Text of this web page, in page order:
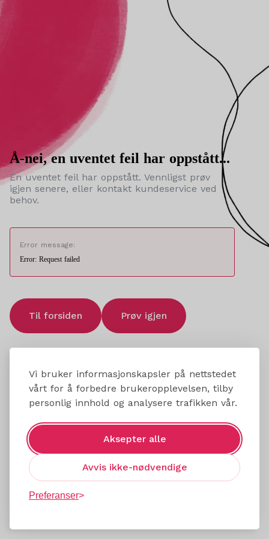
Vi bruker informasjonskapsler på nettstedet
vårt for å forbedre brukeropplevelsen, tilby
personlig innhold og analysere trafikken vår.
Aksepter alle
Avvis ikke-nødvendige
Preferanser
Å-nei, en uventet feil har oppstått...
En uventet feil har oppstått. Vennligst prøv
igjen senere, eller kontakt kundeservice ved
behov.
Error message:
Error: Request failed
Til forsiden Prøv igjen